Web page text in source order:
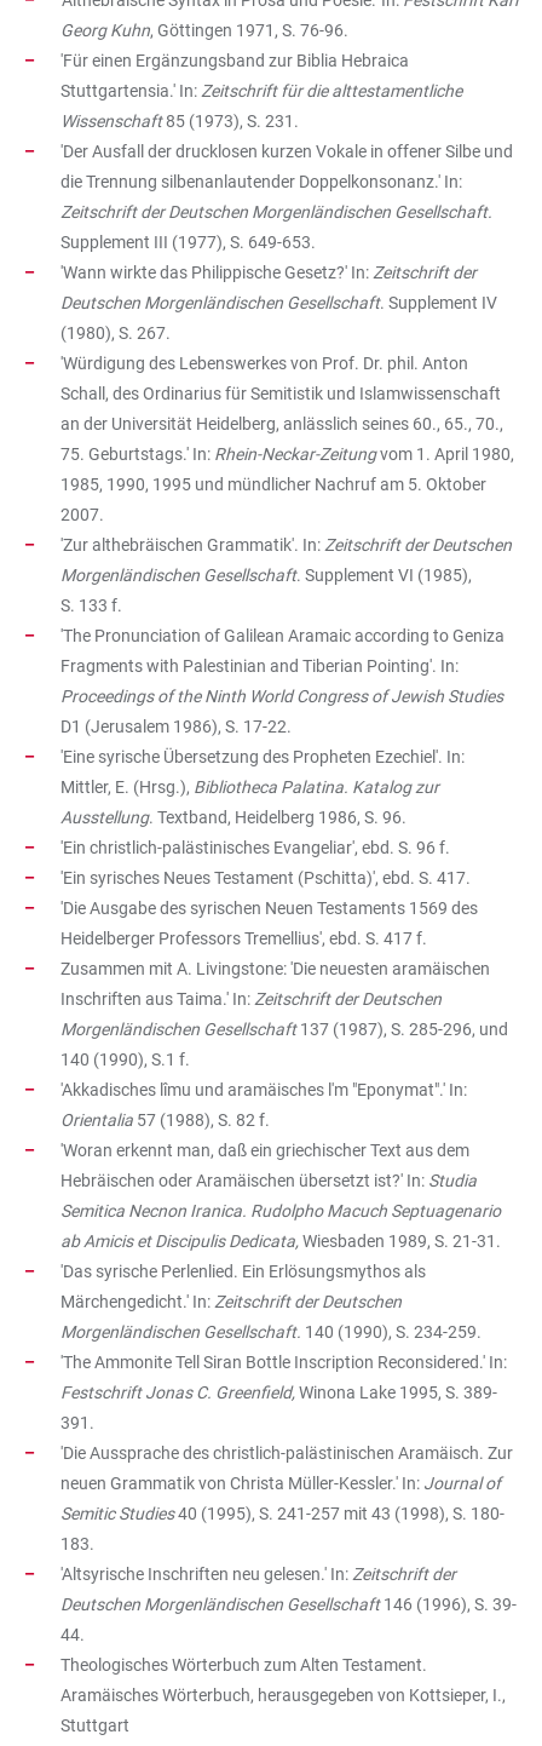
Georg Kuhn, Göttingen 1971, S. 76-96.
'Für einen Ergänzungsband zur Biblia Hebraica
Stuttgartensia.' In: Zeitschrift für die alttestamentliche
Wissenschaft85 (1973), S. 231.
'Der Ausfall der drucklosen kurzen Vokale in offener Silbe und
die Trennung silbenanlautender Doppelkonsonanz.' In:
Zeitschrift der Deutschen Morgenländischen Gesellschaft.
Supplement III (1977), S. 649-653.
'Wann wirkte das Philippische Gesetz?' In: Zeitschrift der
Deutschen Morgenländischen Gesellschaft. Supplement IV
(1980), S. 267.
'Würdigung des Lebenswerkes von Prof. Dr. phil. Anton
Schall, des Ordinarius für Semitistik und Islamwissenschaft
an der Universität Heidelberg, anlässlich seines 60., 65., 70.,
75. Geburtstags.' In: Rhein-Neckar-Zeitungvom 1. April 1980,
1985, 1990, 1995 und mündlicher Nachruf am 5. Oktober
2007.
'Zur althebräischen Grammatik'. In: Zeitschrift der Deutschen
Morgenländischen Gesellschaft. Supplement VI (1985),
S. 133 f.
'The Pronunciation of Galilean Aramaic according to Geniza
Fragments with Palestinian and Tiberian Pointing'. In:
Proceedings of the Ninth World Congress of Jewish Studies
D1 (Jerusalem 1986), S. 17-22.
'Eine syrische Übersetzung des Propheten Ezechiel'. In:
Mittler, E. (Hrsg.), Bibliotheca Palatina. Katalog zur
Ausstellung. Textband, Heidelberg 1986, S. 96.
'Ein christlich-palästinisches Evangeliar', ebd. S. 96 f.
'Ein syrisches Neues Testament (Pschitta)', ebd. S. 417.
'Die Ausgabe des syrischen Neuen Testaments 1569 des
Heidelberger Professors Tremellius', ebd. S. 417 f.
Zusammen mit A. Livingstone: 'Die neuesten aramäischen
Inschriften aus Taima.' In: Zeitschrift der Deutschen
Morgenländischen Gesellschaft137 (1987), S. 285-296, und
140 (1990), S.1 f.
'Akkadisches lîmu und aramäisches l'm "Eponymat".' In:
Orientalia 57 (1988), S. 82 f.
'Woran erkennt man, daß ein griechischer Text aus dem
Hebräischen oder Aramäischen übersetzt ist?' In: Studia
Semitica Necnon Iranica. Rudolpho Macuch Septuagenario
ab Amicis et Discipulis Dedicata,Wiesbaden 1989, S. 21-31.
'Das syrische Perlenlied. Ein Erlösungsmythos als
Märchengedicht.' In: Zeitschrift der Deutschen
Morgenländischen Gesellschaft. 140 (1990), S. 234-259.
'The Ammonite Tell Siran Bottle Inscription Reconsidered.' In:
Festschrift Jonas C. Greenfield,Winona Lake 1995, S. 389-
391.
'Die Aussprache des christlich-palästinischen Aramäisch. Zur
neuen Grammatik von Christa Müller-Kessler.' In: Journal of
Semitic Studies40 (1995), S. 241-257 mit 43 (1998), S. 180-
183.
'Altsyrische Inschriften neu gelesen.' In: Zeitschrift der
Deutschen Morgenländischen Gesellschaft146 (1996), S. 39-
44.
Theologisches Wörterbuch zum Alten Testament.
Aramäisches Wörterbuch, herausgegeben von Kottsieper, I.,
Stuttgart